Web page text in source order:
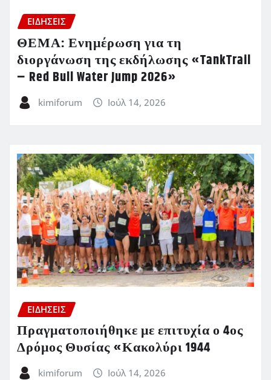
ΕΙΔΗΣΕΙΣ
ΘΕΜΑ: Ενημέρωση για τη
διοργάνωση της εκδήλωσης «TankTrail
– Red Bull Water Jump 2026»
kimiforum Ιούλ 14, 2026
ΕΙΔΗΣΕΙΣ
Πραγματοποιήθηκε με επιτυχία ο 4ος
Δρόμος Θυσίας «Κακολύρι 1944
kimiforum Ιούλ 14, 2026